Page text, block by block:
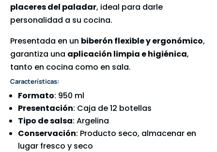
placeres del paladar, ideal para darle
personalidad a su cocina.
Presentada en un biberón flexible y ergonómico,
garantiza una aplicación limpia e higiénica,
tanto en cocina como en sala.
Características:
Formato: 950 ml
Presentación: Caja de 12 botellas
Tipo de salsa: Argelina
Conservación: Producto seco, almacenar en
lugar fresco y seco